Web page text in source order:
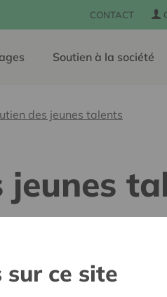
CONTACT
Soutien à la société
des jeunes talents
jeunes
Innovation, persévérance,
pourquoi VOCATIO offre
sur ce site